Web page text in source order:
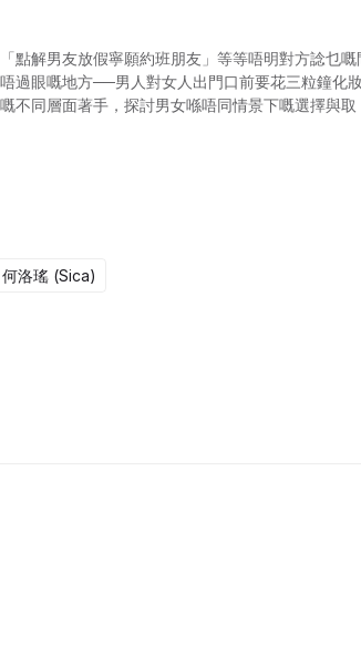
點解男友放假寧願約班朋友」等等唔明對方諗乜嘅
過眼嘅地方──男人對女人出門口前要花三粒鐘化
不同層面著手，探討男女喺唔同情景下嘅選擇與取
何洛瑤 (Sica)